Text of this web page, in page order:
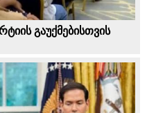
გაუქმებისთვის